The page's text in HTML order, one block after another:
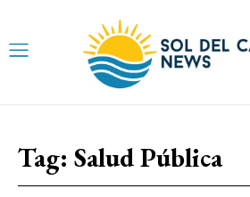
Tag: Salud Pública